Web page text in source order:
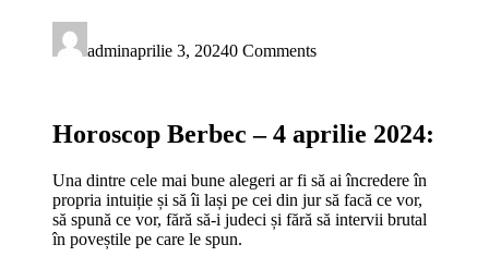
adminaprilie 3, 20240 Comments
Horoscop Berbec – 4 aprilie 2024:
Una dintre cele mai bune alegeri ar fi să ai încredere în
propria intuiție și să îi lași pe cei din jur să facă ce vor,
să spună ce vor, fără să-i judeci și fără să intervii brutal
în poveștile pe care le spun.